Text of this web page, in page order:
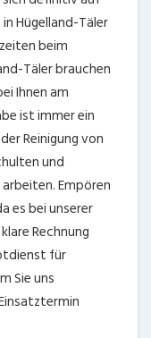
Hügelland-Täler
beim
Täler brauchen
Ihnen am
ist immer ein
Reinigung von
und
Empören
es bei unserer
Rechnung
für
Sie uns